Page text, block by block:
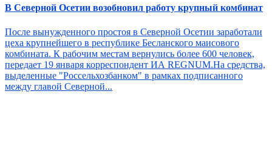
В Северной Осетии возобновил работу крупный комбинат
После вынужденного простоя в Северной Осетии заработали
цеха крупнейшего в республике Бесланского маисового
комбината. К рабочим местам вернулись более 600 человек,
передает 19 января корреспондент ИА REGNUM.На средства,
выделенные "Россельхозбанком" в рамках подписанного
между главой Северной...